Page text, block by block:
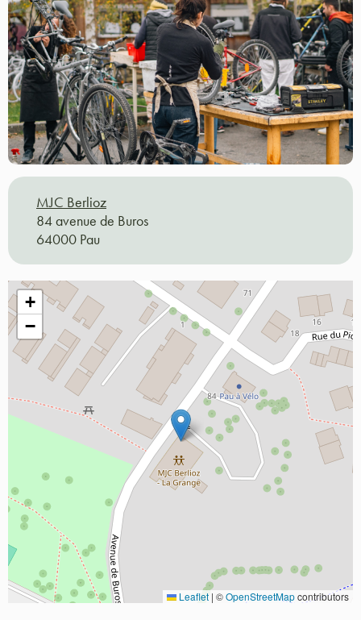
MJC Berlioz
84 avenue de Buros
64000 Pau
+
−
Leaflet | ©OpenStreetMapcontributors